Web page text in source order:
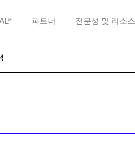
파트너 전문성 및 리소스